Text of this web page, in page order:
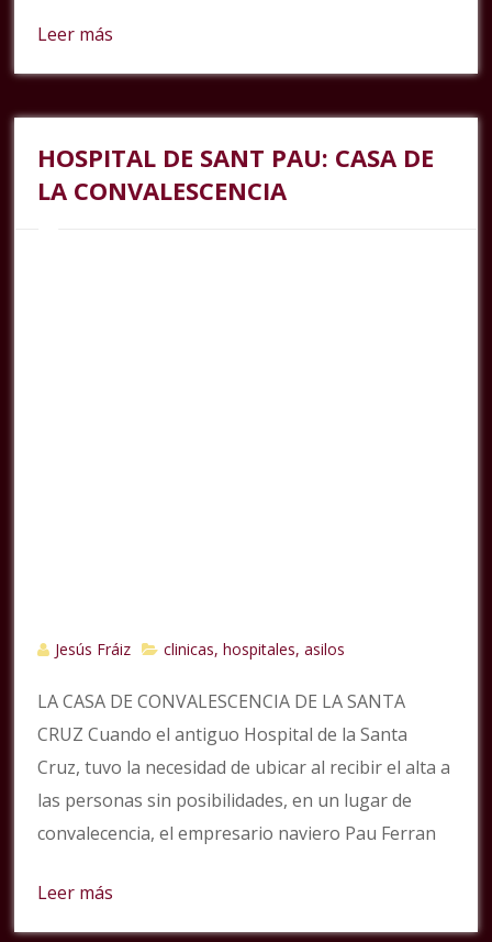
Leer más
HOSPITAL DE SANT PAU: CASA DE
LA CONVALESCENCIA
Jesús Fráiz clinicas, hospitales, asilos
LA CASA DE CONVALESCENCIA DE LA SANTA
CRUZ Cuando el antiguo Hospital de la Santa
Cruz, tuvo la necesidad de ubicar al recibir el alta a
las personas sin posibilidades, en un lugar de
convalecencia, el empresario naviero Pau Ferran
Leer más